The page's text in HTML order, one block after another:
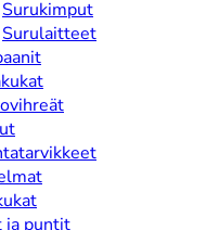
Surukimput
Surulaitteet
ja puntit